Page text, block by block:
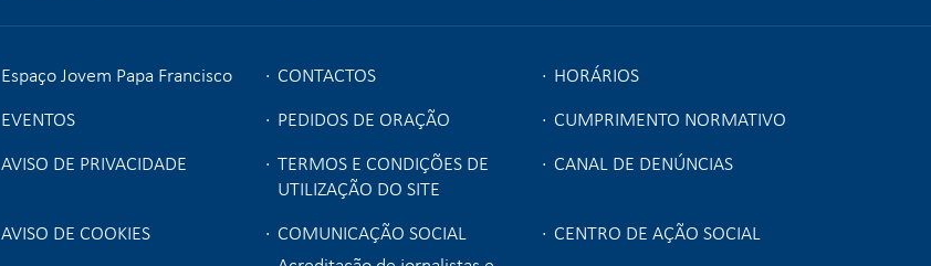
Espaço Jovem Papa Francisco CONTACTOS
HORÁRIOS
EVENTOS
PEDIDOS DE ORAÇÃO
CUMPRIMENTO NORMATIVO
AVISO DE PRIVACIDADE
TERMOS E CONDIÇÕES DE
UTILIZAÇÃO DO SITE
CANAL DE DENÚNCIAS
AVISO DE COOKIES
COMUNICAÇÃO SOCIAL
CENTRO DE AÇÃO SOCIAL